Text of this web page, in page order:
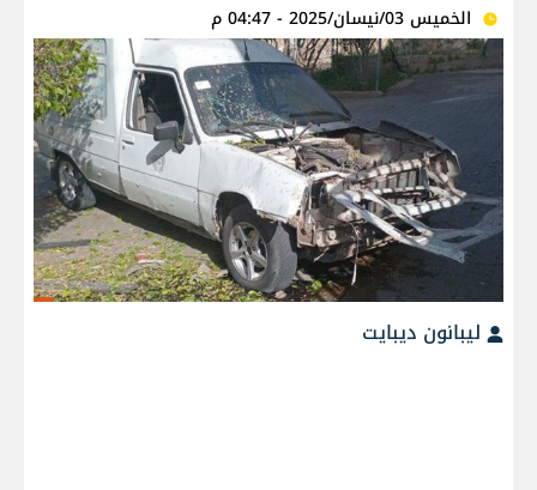
الخميس 03/نيسان/2025 - 04:47 م
ليبانون ديبايت